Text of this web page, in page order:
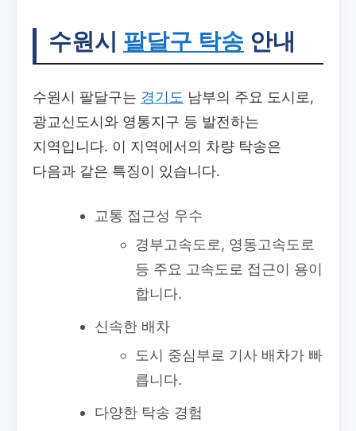
수원시 팔달구 탁송 안내
수원시 팔달구는 경기도 남부의 주요 도시로,
광교신도시와 영통지구 등 발전하는
지역입니다. 이 지역에서의 차량 탁송은
다음과 같은 특징이 있습니다.
교통 접근성 우수
경부고속도로, 영동고속도로
등 주요 고속도로 접근이 용이
합니다.
신속한 배차
도시 중심부로 기사 배차가 빠
릅니다.
다양한 탁송 경험